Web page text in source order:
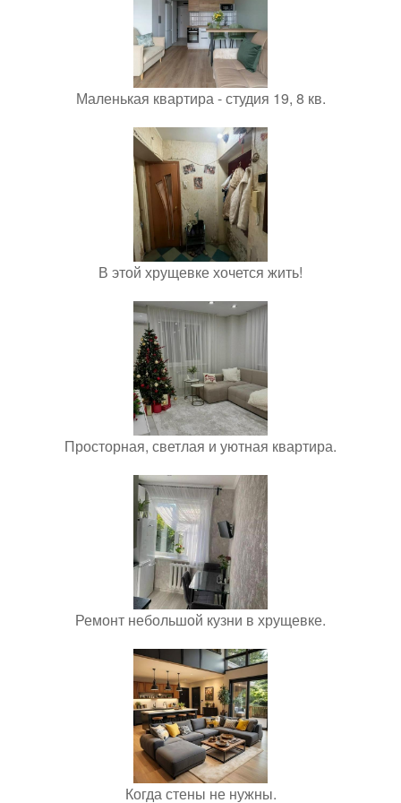
Маленькая квартира - студия 19, 8 кв.
В этой хрущевке хочется жить!
Просторная, светлая и уютная квартира.
Ремонт небольшой кузни в хрущевке.
Когда стены не нужны.